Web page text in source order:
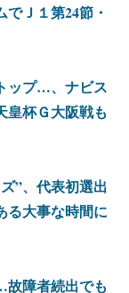
Ｊ１第24節・
ップ…、ナビス
皇杯Ｇ大阪戦も
”、代表初選出
る大事な時間に
障者続出でも